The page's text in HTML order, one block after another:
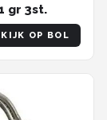
gr 3st.
OP BOL